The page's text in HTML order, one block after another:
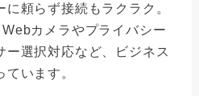
頼らず接続もラクラク。
カメラやプライバシー
ー選択対応など、ビジネス
います。